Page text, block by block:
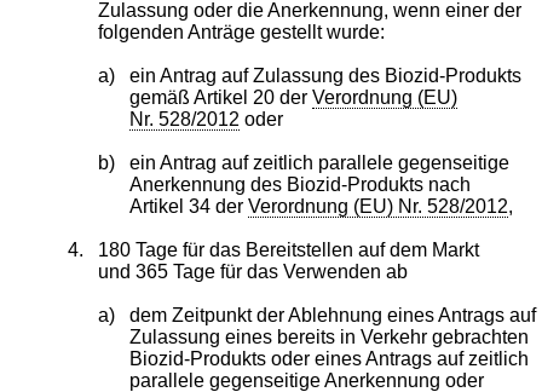
Zulassung oder die Anerkennung, wenn einer der
folgenden Anträge gestellt wurde:
a)
ein Antrag auf Zulassung des Biozid-Produkts
gemäß Artikel 20 der Verordnung (EU)
Nr. 528/2012 oder
b)
ein Antrag auf zeitlich parallele gegenseitige
Anerkennung des Biozid-Produkts nach
Artikel 34 der Verordnung (EU) Nr. 528/2012,
4.
180 Tage für das Bereitstellen auf dem Markt
und 365 Tage für das Verwenden ab
a)
dem Zeitpunkt der Ablehnung eines Antrags auf
Zulassung eines bereits in Verkehr gebrachten
Biozid-Produkts oder eines Antrags auf zeitlich
parallele gegenseitige Anerkennung oder